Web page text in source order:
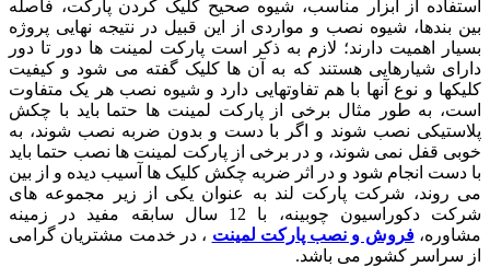
استفاده از ابزار مناسب، شیوه صحیح کلیک کردن پارکت، فاصله
بین بندها، شیوه نصب و مواردی از این قبیل در نتیجه نهایی پروژه
بسیار اهمیت دارند؛ لازم به ذکر است پارکت لمینت ها دور تا دور
دارای شیارهایی هستند که به آن ها کلیک گفته می شود و کیفیت
کلیکها و نوع آنها با هم تفاوتهایی دارد و شیوه نصب هر یک متفاوت
است، به طور مثال برخی از پارکت لمینت ها حتما باید با چکش
پلاستیکی نصب شوند و اگر با دست و بدون ضربه نصب شوند، به
خوبی قفل نمی شوند، و در برخی از پارکت لمینت ها نصب حتما باید
با دست انجام شود و در اثر ضربه چکش کلیک ها آسیب دیده و از بین
می روند، شرکت پارکت لند به عنوان یکی از زیر مجموعه های
شرکت دکوراسیون چوبینه، با 12 سال سابقه مفید در زمینه
مشاوره،فروش و نصب پارکت لمینت ، در خدمت مشتریان گرامی
از سراسر کشور می باشد.